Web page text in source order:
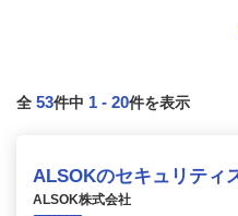
全 53件中 1 - 20件を表示
ALSOKのセキュリティ
ALSOK株式会社